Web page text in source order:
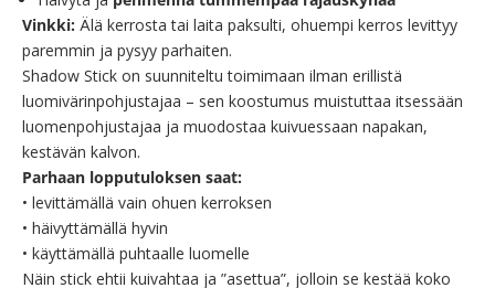
Vinkki: Älä kerrosta tai laita paksulti, ohuempi kerros levittyy
paremmin ja pysyy parhaiten.
Shadow Stick on suunniteltu toimimaan ilman erillistä
luomivärinpohjustajaa – sen koostumus muistuttaa itsessään
luomenpohjustajaa ja muodostaa kuivuessaan napakan,
kestävän kalvon.
Parhaan lopputuloksen saat:
• levittämällä vain ohuen kerroksen
• häivyttämällä hyvin
• käyttämällä puhtaalle luomelle
Näin stick ehtii kuivahtaa ja ”asettua”, jolloin se kestää koko